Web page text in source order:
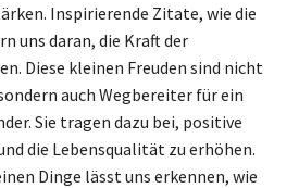
Inspirierende Zitate, wie die
uns daran, die Kraft der
Diese kleinen Freuden sind nicht
auch Wegbereiter für ein
Sie tragen dazu bei, positive
die Lebensqualität zu erhöhen.
Dinge lässt uns erkennen, wie